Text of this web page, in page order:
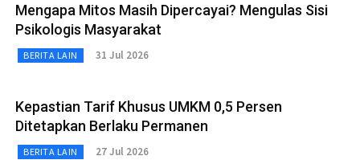
Mengapa Mitos Masih Dipercayai? Mengulas Sisi
Psikologis Masyarakat
BERITA LAIN 31 Jul 2026
Kepastian Tarif Khusus UMKM 0,5 Persen
Ditetapkan Berlaku Permanen
BERITA LAIN 27 Jul 2026